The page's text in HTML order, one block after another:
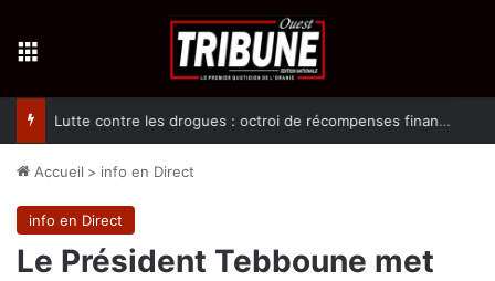
Lutte contre les drogues : octroi de récompenses financières aux dénonciateurs de trafiquants
Accueil > info en Direct
info en Direct
Le Président Tebboune met